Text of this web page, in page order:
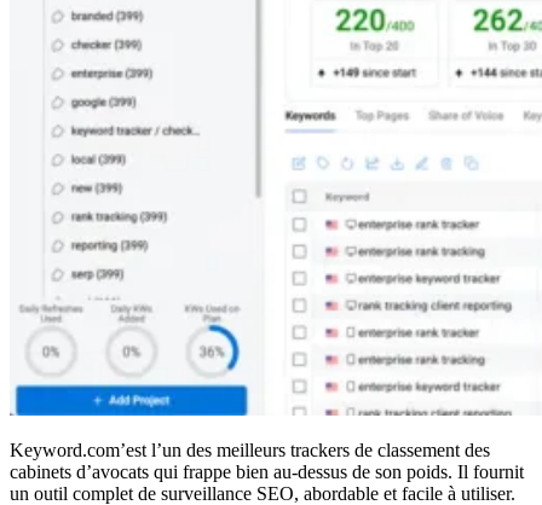
Keyword.com’est l’un des meilleurs trackers de classement des
cabinets d’avocats qui frappe bien au-dessus de son poids. Il fournit
un outil complet de surveillance SEO, abordable et facile à utiliser.